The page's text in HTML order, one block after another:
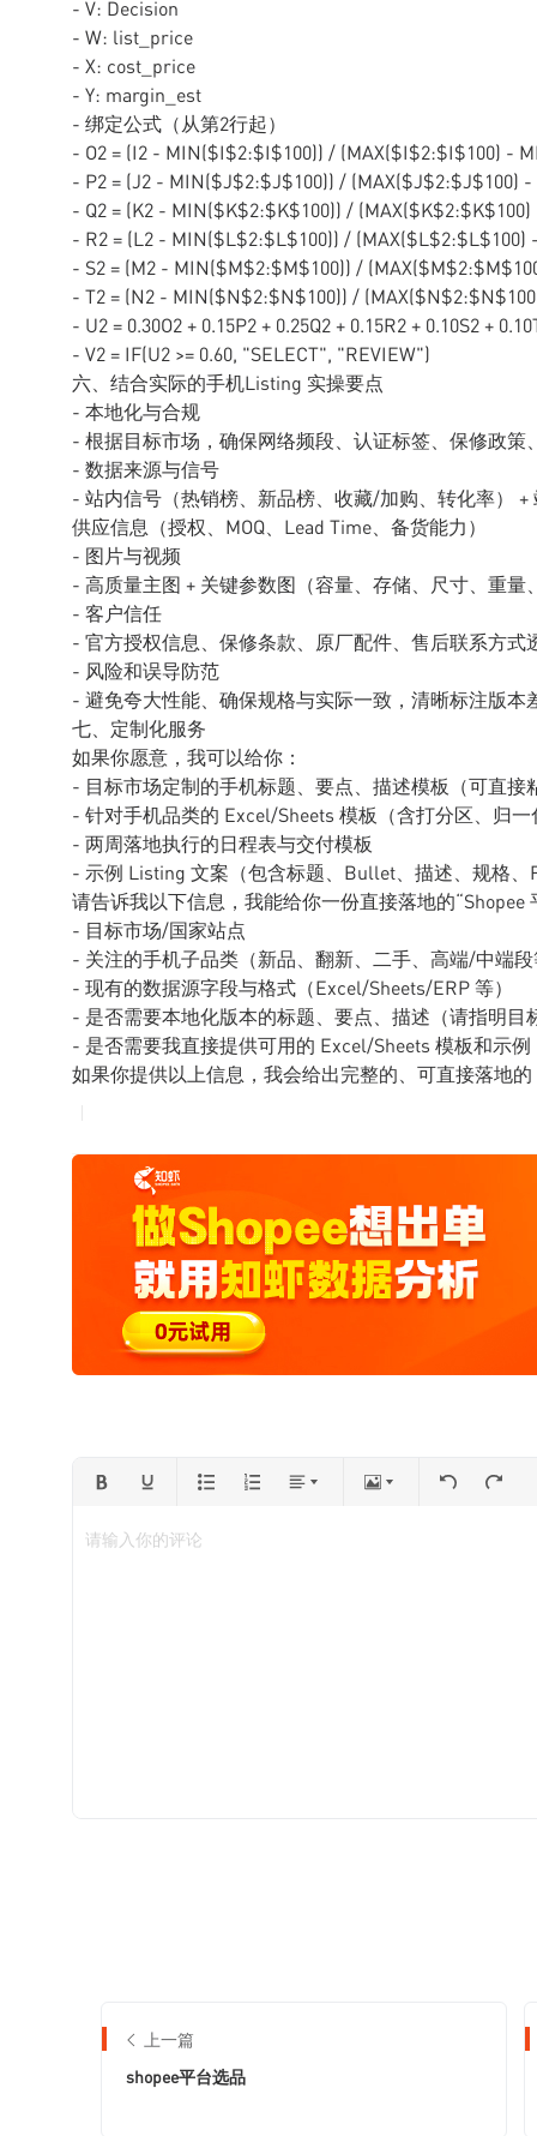
- V: Decision
- W: list_price
- X: cost_price
- Y: margin_est
- 绑定公式（从第2行起）
- O2 = (I2 - MIN($I$2:$I$100)) / (MAX($I$2:$I$100) -
- P2 = (J2 - MIN($J$2:$J$100)) / (MAX($J$2:$J$100)
- Q2 = (K2 - MIN($K$2:$K$100)) /
- R2 = (L2 - MIN($L$2:$L$100)) /
- S2 = (M2 - MIN($M$2:$M$100)) /
- T2 = (N2 - MIN($N$2:$N$100)) /
- U2 = 0.30O2 + 0.15P2 + 0.25Q2 + 0.15R2 + 0.10S2 +
- V2 = IF(U2 >= 0.60, "SELECT", "REVIEW")
六、结合实际的手机Listing 实操要点
- 本地化与合规
- 根据目标市场，确保网络频段、认证标签、保修政
- 数据来源与信号
- 站内信号（热销榜、新品榜、收藏/加购、转化率）
供应信息（授权、MOQ、Lead Time、备货能力）
- 图片与视频
- 高质量主图 + 关键参数图（容量、存储、尺寸、重量
- 客户信任
- 官方授权信息、保修条款、原厂配件、售后联系方式
- 风险和误导防范
- 避免夸大性能、确保规格与实际一致，清晰标注版本
七、定制化服务
如果你愿意，我可以给你：
- 目标市场定制的手机标题、要点、描述模板（可直接
- 针对手机品类的 Excel/Sheets 模板（含打分区、归
- 两周落地执行的日程表与交付模板
- 示例 Listing 文案（包含标题、Bullet、描述、规格、
请告诉我以下信息，我能给你一份直接落地的
- 目标市场/国家站点
- 关注的手机子品类（新品、翻新、二手、高端/中端
- 现有的数据源字段与格式（Excel/Sheets/ERP 等）
- 是否需要本地化版本的标题、要点、描述（请指明目
- 是否需要我直接提供可用的 Excel/Sheets 模板和示
如果你提供以上信息，我会给出完整的、可直接落地
请输入你的评论
上一篇
shopee平台选品